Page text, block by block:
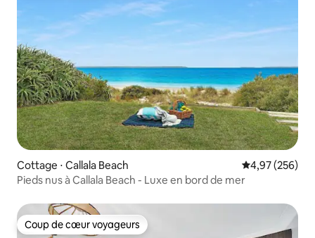
Cottage ⋅ Callala Beach Évaluation
4,97 (256)
Pieds nus à Callala Beach - Luxe en bord de mer
Coup de cœur voyageurs
Coup de cœur voyageurs